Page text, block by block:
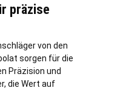
präzise
von den
sorgen für die
Präzision und
die Wert auf